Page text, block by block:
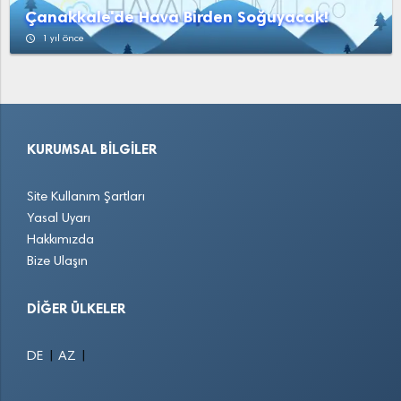
Çanakkale'de Hava Birden Soğuyacak!
access_time 1 yıl önce
KURUMSAL BILGILER
Site Kullanım Şartları
Yasal Uyarı
Hakkımızda
Bize Ulaşın
DIĞER ÜLKELER
DE AZ